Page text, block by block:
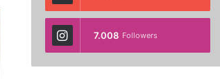
7.008 Followers